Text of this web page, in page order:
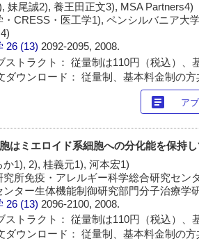
妹尾誠2), 養王田正文3), MSA Partners4)
・CRESS・医工学1), ペンシルバニア大
26 (13)2092-2095, 2008.
ストラクト： 従量制は110円（税込）、
ダウンロード： 従量制、基本料金制の方
article ア
はミエロイド系細胞への分化能を保持
か1), 2), 桂義元1), 河本宏1)
究所免疫・アレルギー科学総合研究セン
ンター生体機能制御研究部門分子治療学
26 (13) 2096-2100, 2008.
ストラクト： 従量制は110円（税込）、
ダウンロード： 従量制、基本料金制の方